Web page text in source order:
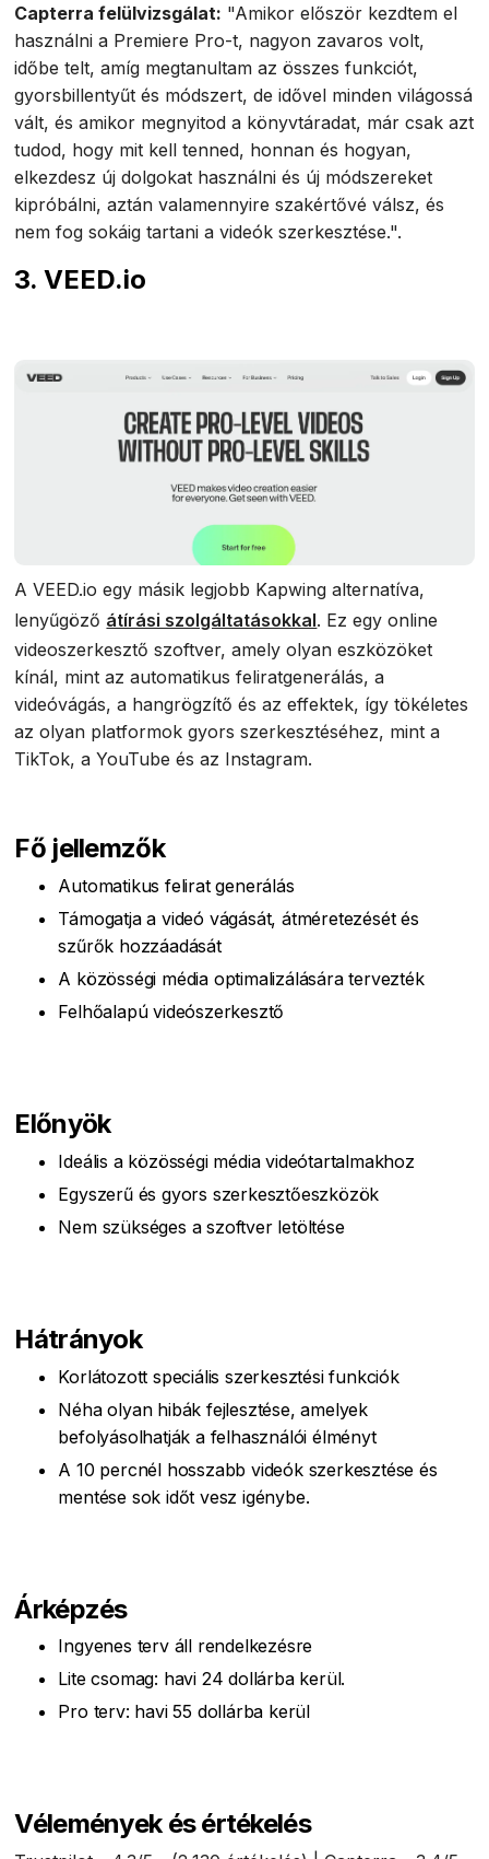
Capterra felülvizsgálat: "Amikor először kezdtem el
használni a Premiere Pro-t, nagyon zavaros volt,
időbe telt, amíg megtanultam az összes funkciót,
gyorsbillentyűt és módszert, de idővel minden világossá
vált, és amikor megnyitod a könyvtáradat, már csak azt
tudod, hogy mit kell tenned, honnan és hogyan,
elkezdesz új dolgokat használni és új módszereket
kipróbálni, aztán valamennyire szakértővé válsz, és
nem fog sokáig tartani a videók szerkesztése.".
3. VEED.io
A VEED.io egy másik legjobb Kapwing alternatíva,
lenyűgöző átírási szolgáltatásokkal. Ez egy online
videoszerkesztő szoftver, amely olyan eszközöket
kínál, mint az automatikus feliratgenerálás, a
videóvágás, a hangrögzítő és az effektek, így tökéletes
az olyan platformok gyors szerkesztéséhez, mint a
TikTok, a YouTube és az Instagram.
Fő jellemzők
Automatikus felirat generálás
Támogatja a videó vágását, átméretezését és
szűrők hozzáadását
A közösségi média optimalizálására tervezték
Felhőalapú videószerkesztő
Előnyök
Ideális a közösségi média videótartalmakhoz
Egyszerű és gyors szerkesztőeszközök
Nem szükséges a szoftver letöltése
Hátrányok
Korlátozott speciális szerkesztési funkciók
Néha olyan hibák fejlesztése, amelyek
befolyásolhatják a felhasználói élményt
A 10 percnél hosszabb videók szerkesztése és
mentése sok időt vesz igénybe.
Árképzés
Ingyenes terv áll rendelkezésre
Lite csomag: havi 24 dollárba kerül.
Pro terv: havi 55 dollárba kerül
Vélemények és értékelés